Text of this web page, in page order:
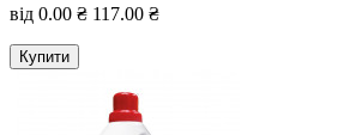
від 0.00 ₴ 117.00 ₴
Купити